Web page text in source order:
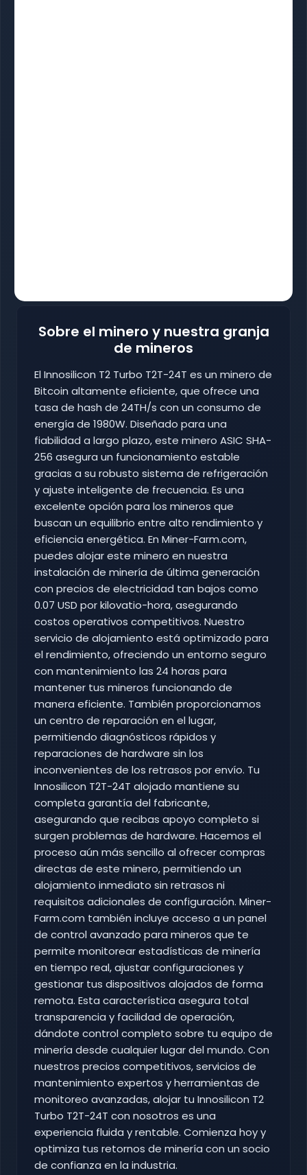
Sobre el minero y nuestra granja
de mineros
El Innosilicon T2 Turbo T2T-24T es un minero de
Bitcoin altamente eficiente, que ofrece una
tasa de hash de 24TH/s con un consumo de
energía de 1980W. Diseñado para una
fiabilidad a largo plazo, este minero ASIC SHA-
256 asegura un funcionamiento estable
gracias a su robusto sistema de refrigeración
y ajuste inteligente de frecuencia. Es una
excelente opción para los mineros que
buscan un equilibrio entre alto rendimiento y
eficiencia energética. En Miner-Farm.com,
puedes alojar este minero en nuestra
instalación de minería de última generación
con precios de electricidad tan bajos como
0.07 USD por kilovatio-hora, asegurando
costos operativos competitivos. Nuestro
servicio de alojamiento está optimizado para
el rendimiento, ofreciendo un entorno seguro
con mantenimiento las 24 horas para
mantener tus mineros funcionando de
manera eficiente. También proporcionamos
un centro de reparación en el lugar,
permitiendo diagnósticos rápidos y
reparaciones de hardware sin los
inconvenientes de los retrasos por envío. Tu
Innosilicon T2T-24T alojado mantiene su
completa garantía del fabricante,
asegurando que recibas apoyo completo si
surgen problemas de hardware. Hacemos el
proceso aún más sencillo al ofrecer compras
directas de este minero, permitiendo un
alojamiento inmediato sin retrasos ni
requisitos adicionales de configuración. Miner-
Farm.com también incluye acceso a un panel
de control avanzado para mineros que te
permite monitorear estadísticas de minería
en tiempo real, ajustar configuraciones y
gestionar tus dispositivos alojados de forma
remota. Esta característica asegura total
transparencia y facilidad de operación,
dándote control completo sobre tu equipo de
minería desde cualquier lugar del mundo. Con
nuestros precios competitivos, servicios de
mantenimiento expertos y herramientas de
monitoreo avanzadas, alojar tu Innosilicon T2
Turbo T2T-24T con nosotros es una
experiencia fluida y rentable. Comienza hoy y
optimiza tus retornos de minería con un socio
de confianza en la industria.